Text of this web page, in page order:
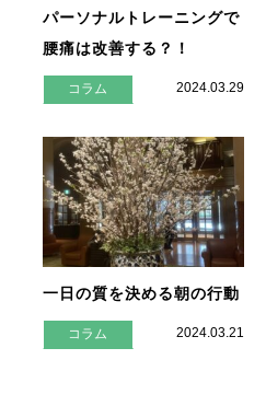
パーソナルトレーニングで
腰痛は改善する？！
コラム 2024.03.29
一日の質を決める朝の行動
コラム 2024.03.21